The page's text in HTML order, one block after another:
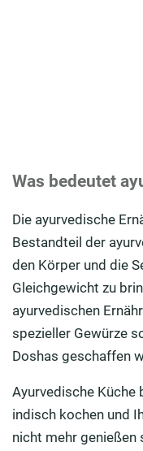
Was bedeutet
Die ayurvedische
Bestandteil der
den Körper und die
Gleichgewicht zu
ayurvedischen
spezieller Gewürze
Doshas geschaffen
Ayurvedische Küche
indisch kochen und
nicht mehr genießen